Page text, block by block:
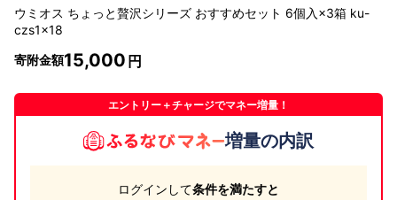
ウミオス ちょっと贅沢シリーズ おすすめセット 6個入×3箱 ku-
czs1x18
寄附金額15,000
エントリー＋チャージでマネー増量！
増量の内訳
ログインして条件を満たすと